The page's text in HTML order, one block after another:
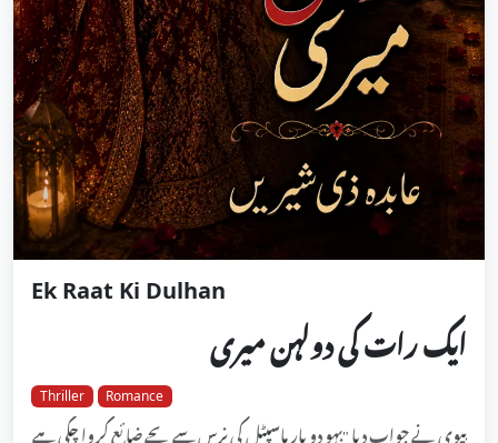
Ek Raat Ki Dulhan
ایک رات کی دولہن میری
Thriller Romance
بیوی نے جواب دیا "بہو دو بار ہاسپٹل کی نرس سے بچے ضائع کروا چکی ہے